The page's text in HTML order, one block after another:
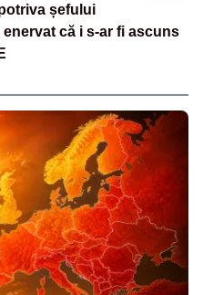
șefului
că i s-ar fi ascuns